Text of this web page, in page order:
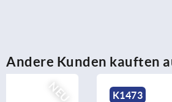
Andere Kunden kauften